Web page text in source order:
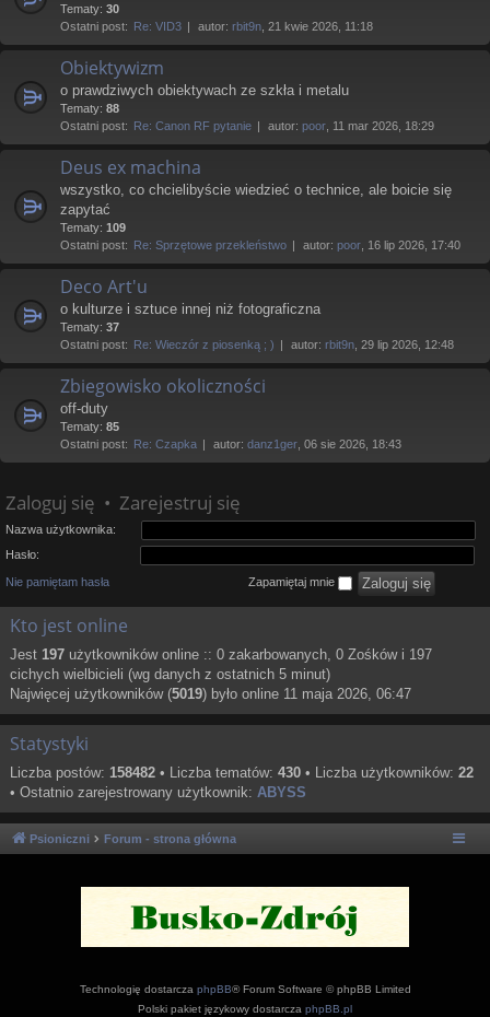
Tematy: 30
Ostatni post: Re: VID3 autor: rbit9n , 21 kwie 2026, 11:18
Obiektywizm
o prawdziwych obiektywach ze szkła i metalu
Tematy: 88
Ostatni post: Re: Canon RF pytanie autor: poor , 11 mar 2026, 18:29
Deus ex machina
wszystko, co chcielibyście wiedzieć o technice, ale boicie się
zapytać
Tematy: 109
Ostatni post: Re: Sprzętowe przekleństwo autor: poor , 16 lip 2026, 17:40
Deco Art'u
o kulturze i sztuce innej niż fotograficzna
Tematy: 37
Ostatni post: Re: Wieczór z piosenką ; ) autor: rbit9n , 29 lip 2026, 12:48
Zbiegowisko okoliczności
off-duty
Tematy: 85
Ostatni post: Re: Czapka autor: danz1ger , 06 sie 2026, 18:43
Zaloguj się • Zarejestruj się
Nazwa użytkownika:
Hasło:
Nie pamiętam hasła Zapamiętaj mnie
Kto jest online
Jest 197 użytkowników online :: 0 zakarbowanych, 0 Zośków i 197
cichych wielbicieli (wg danych z ostatnich 5 minut)
Najwięcej użytkowników (5019) było online 11 maja 2026, 06:47
Statystyki
Liczba postów: 158482 • Liczba tematów: 430 • Liczba użytkowników: 22
• Ostatnio zarejestrowany użytkownik: ABYSS
Psioniczni Forum - strona główna
Technologię dostarcza phpBB® Forum Software © phpBB Limited
Polski pakiet językowy dostarcza phpBB.pl